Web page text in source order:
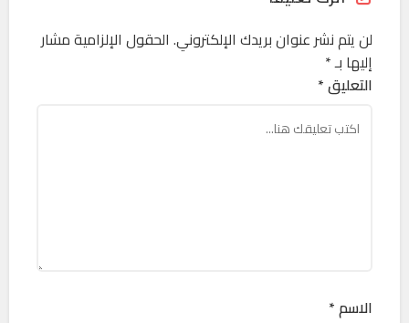
لن يتم نشر عنوان بريدك الإلكتروني. الحقول الإلزامية مشار
إليها بـ*
التعليق *
الاسم *